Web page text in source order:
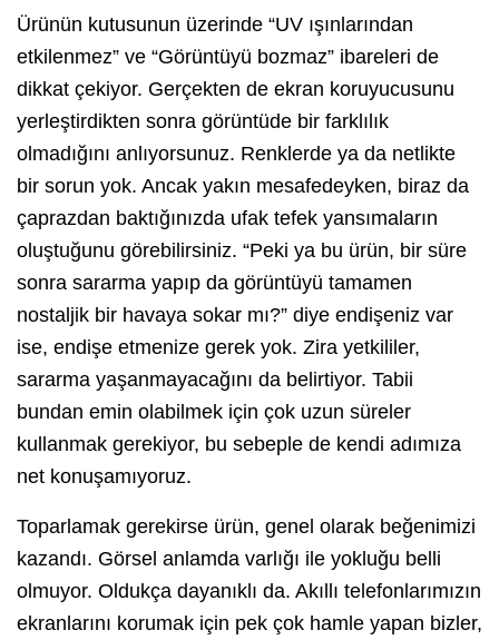
Ürünün kutusunun üzerinde “UV ışınlarından
etkilenmez” ve “Görüntüyü bozmaz” ibareleri de
dikkat çekiyor. Gerçekten de ekran koruyucusunu
yerleştirdikten sonra görüntüde bir farklılık
olmadığını anlıyorsunuz. Renklerde ya da netlikte
bir sorun yok. Ancak yakın mesafedeyken, biraz da
çaprazdan baktığınızda ufak tefek yansımaların
oluştuğunu görebilirsiniz. “Peki ya bu ürün, bir süre
sonra sararma yapıp da görüntüyü tamamen
nostaljik bir havaya sokar mı?” diye endişeniz var
ise, endişe etmenize gerek yok. Zira yetkililer,
sararma yaşanmayacağını da belirtiyor. Tabii
bundan emin olabilmek için çok uzun süreler
kullanmak gerekiyor, bu sebeple de kendi adımıza
net konuşamıyoruz.
Toparlamak gerekirse ürün, genel olarak beğenimizi
kazandı. Görsel anlamda varlığı ile yokluğu belli
olmuyor. Oldukça dayanıklı da. Akıllı telefonlarımızın
ekranlarını korumak için pek çok hamle yapan bizler,